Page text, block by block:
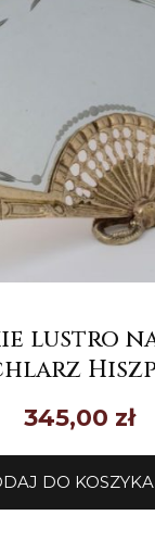
lustro
345,00 zł
DO KOSZYKA